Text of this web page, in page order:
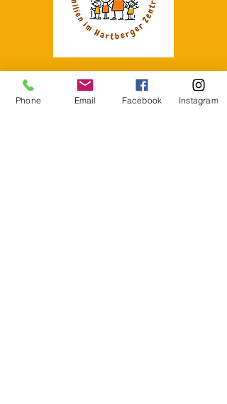
+43664/881 215 55
Phone Email Facebook Instagram